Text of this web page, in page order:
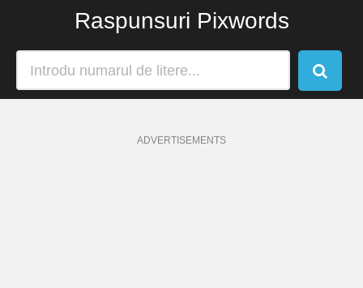
Raspunsuri Pixwords
ADVERTISEMENTS